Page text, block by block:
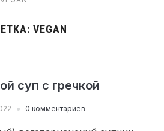
VEGAN
суп с гречкой
0 комментариев